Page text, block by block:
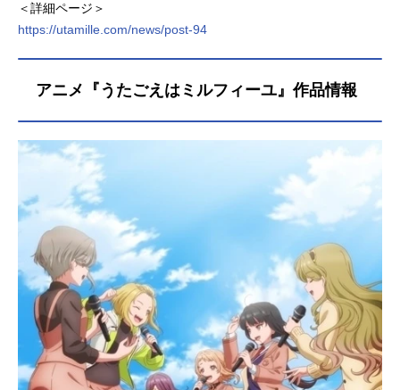
＜詳細ページ＞
https://utamille.com/news/post-94
アニメ『うたごえはミルフィーユ』作品情報